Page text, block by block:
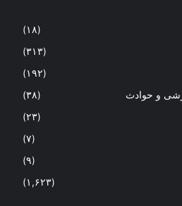
(۱۸)
(۳۱۳)
(۱۹۲)
و حوادث
(۳۸)
(۲۳)
(۷)
(۹)
(۱,۶۲۳)